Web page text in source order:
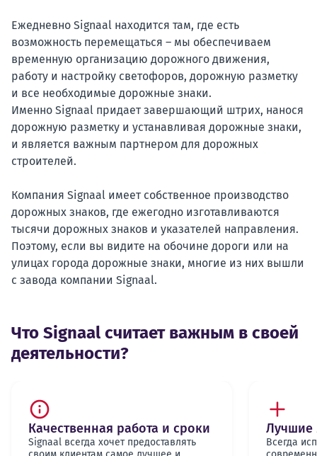
Ежедневно Signaal находится там, где есть
возможность перемещаться – мы обеспечиваем
временную организацию дорожного движения,
работу и настройку светофоров, дорожную разметку
и все необходимые дорожные знаки.
Именно Signaal придает завершающий штрих, нанося
дорожную разметку и устанавливая дорожные знаки,
и является важным партнером для дорожных
строителей.
Компания Signaal имеет собственное производство
дорожных знаков, где ежегодно изготавливаются
тысячи дорожных знаков и указателей направления.
Поэтому, если вы видите на обочине дороги или на
улицах города дорожные знаки, многие из них вышли
с завода компании Signaal.
Что Signaal считает важным в своей
деятельности?
Качественная работа и сроки
Signaal всегда хочет предоставлять
Лучшие
Всегда